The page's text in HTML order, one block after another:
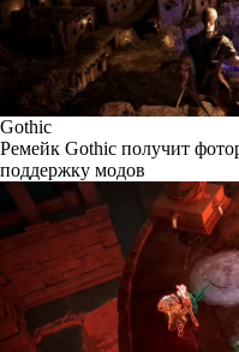
Gothic
Ремейк Gothic получит
поддержку модов